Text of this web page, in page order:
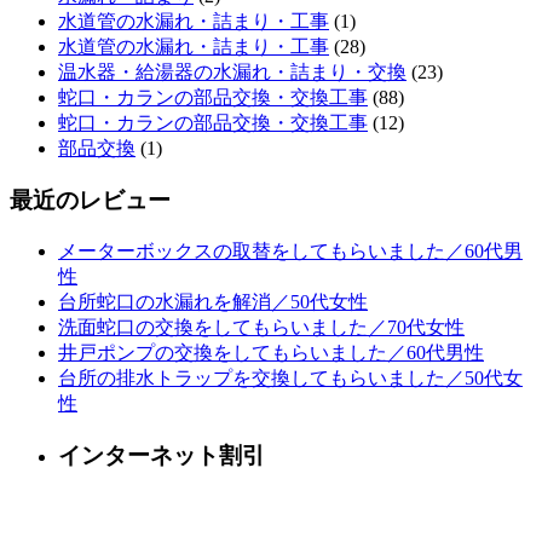
水道管の水漏れ・詰まり・工事 (1)
水道管の水漏れ・詰まり・工事 (28)
温水器・給湯器の水漏れ・詰まり・交換 (23)
蛇口・カランの部品交換・交換工事 (88)
蛇口・カランの部品交換・交換工事 (12)
部品交換 (1)
最近のレビュー
メーターボックスの取替をしてもらいました／60代男
性
台所蛇口の水漏れを解消／50代女性
洗面蛇口の交換をしてもらいました／70代女性
井戸ポンプの交換をしてもらいました／60代男性
台所の排水トラップを交換してもらいました／50代女
性
インターネット割引